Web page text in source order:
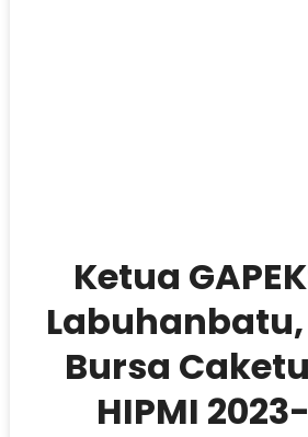
Ketua
Bursa
HIPMI